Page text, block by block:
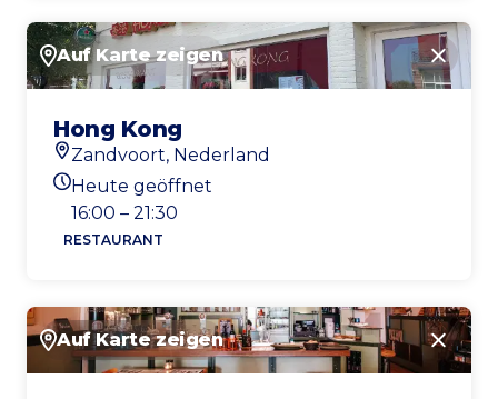
Auf Karte zeigen
Hong Kong
Standort
Zandvoort, Nederland
Heutigen Öffnungszeiten
Heute geöffnet
16:00 – 21:30
RESTAURANT
Auf Karte zeigen